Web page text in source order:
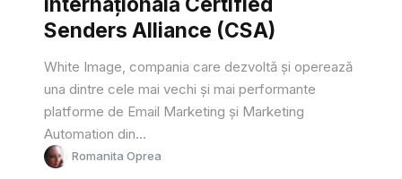
Senders Alliance (CSA)
White Image, compania care dezvoltă și operează
una dintre cele mai vechi și mai performante
platforme de Email Marketing și Marketing
Automation din...
Romanita Oprea